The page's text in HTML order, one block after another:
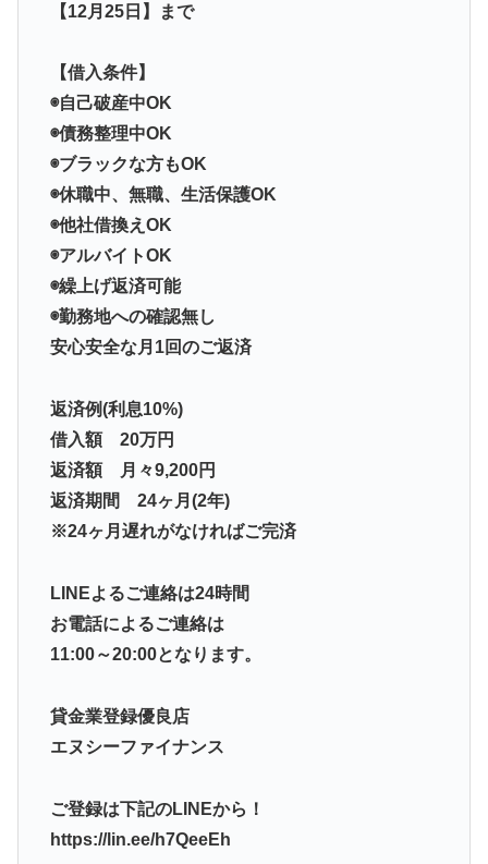
【12月25日】まで
【借入条件】
◉自己破産中OK
◉債務整理中OK
◉ブラックな方もOK
◉休職中、無職、生活保護OK
◉他社借換えOK
◉アルバイトOK
◉繰上げ返済可能
◉勤務地への確認無し
安心安全な月1回のご返済
返済例(利息10%)
借入額 20万円
返済額 月々9,200円
返済期間 24ヶ月(2年)
※24ヶ月遅れがなければご完済
LINEよるご連絡は24時間
お電話によるご連絡は
11:00～20:00となります。
貸金業登録優良店
エヌシーファイナンス
ご登録は下記のLINEから！
https://lin.ee/h7QeeEh